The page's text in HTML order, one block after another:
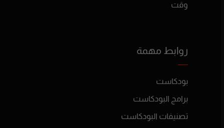
وقت
روابط مهمة
بودكاست
برامج البودكاست
تصنيفات البودكاست